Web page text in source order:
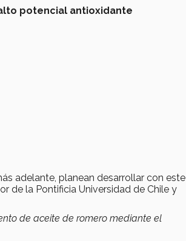
potencial antioxidante
adelante, planean desarrollar con este
de la Pontificia Universidad de Chile y
de aceite de romero mediante el